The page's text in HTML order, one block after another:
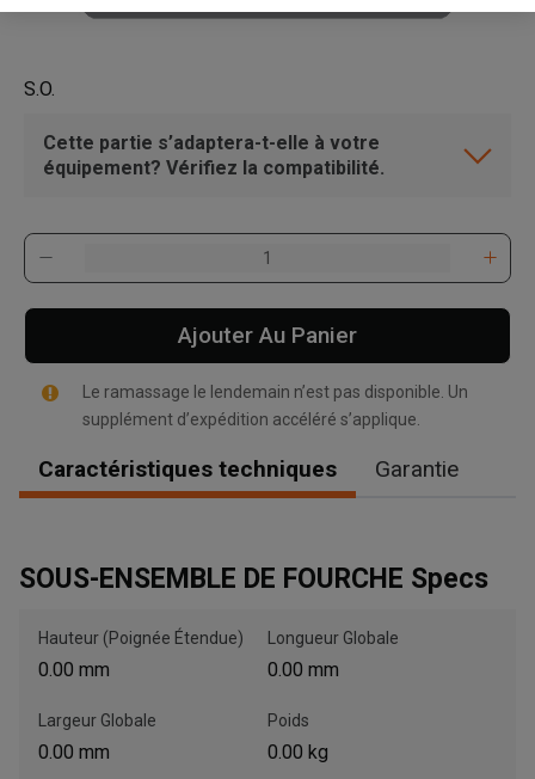
, , ,
Obtenir une direction
S.O.
Cette partie s’adaptera-t-elle à votre
équipement? Vérifiez la compatibilité.
Ajouter Au Panier
Le ramassage le lendemain n’est pas disponible. Un
supplément d’expédition accéléré s’applique.
Caractéristiques techniques Garantie
SOUS-ENSEMBLE DE FOURCHE Specs
Hauteur (Poignée Étendue)
0.00 mm
Longueur Globale
0.00 mm
Largeur Globale
0.00 mm
Poids
0.00 kg